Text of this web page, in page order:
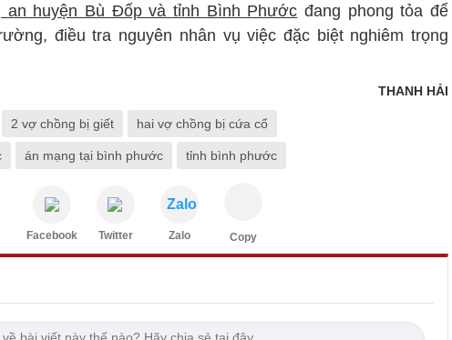
an huyện Bù Đốp và tỉnh Bình Phước đang phong tỏa để
điều tra nguyên nhân vụ việc đặc biệt nghiêm trọng
THANH HẢI
2 vợ chồng bị giết hai vợ chồng bị cứa cổ
án mạng tại bình phước tỉnh bình phước
Facebook Twitter
Zalo
Zalo Copy